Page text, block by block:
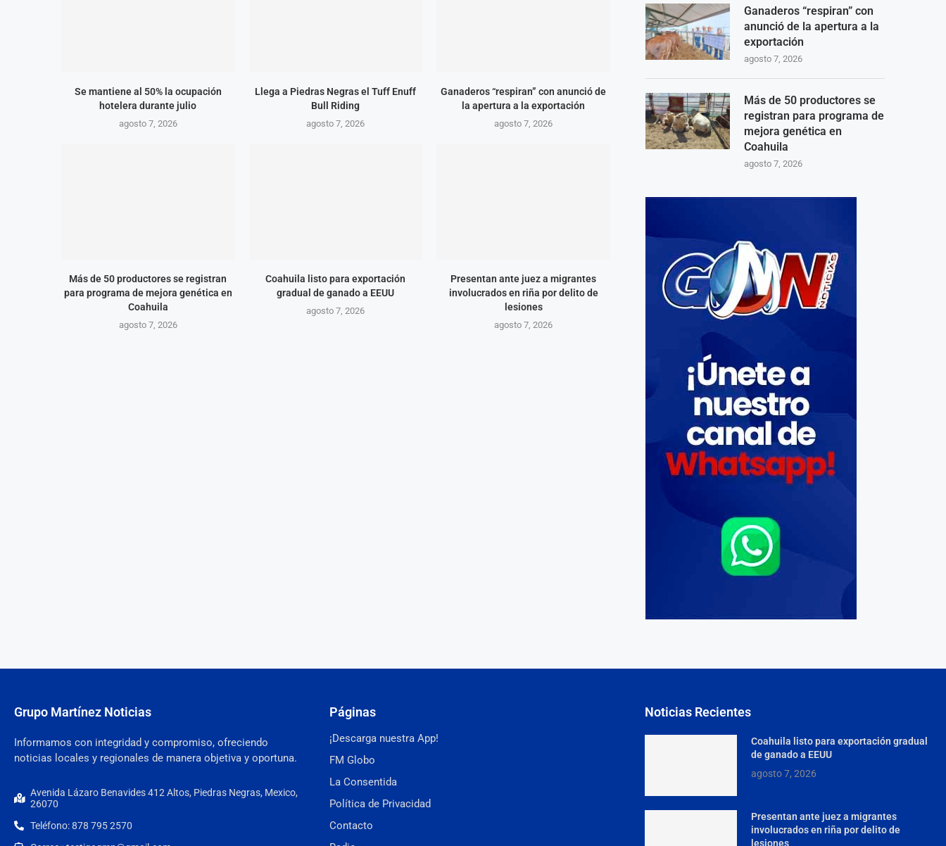
Se mantiene al 50% la ocupación
hotelera durante julio
agosto 7, 2026
Llega a Piedras Negras el Tuff Enuff
Bull Riding
agosto 7, 2026
Ganaderos “respiran” con anunció de
la apertura a la exportación
agosto 7, 2026
Más de 50 productores se registran
para programa de mejora genética en
Coahuila
agosto 7, 2026
Coahuila listo para exportación
gradual de ganado a EEUU
agosto 7, 2026
Presentan ante juez a migrantes
involucrados en riña por delito de
lesiones
agosto 7, 2026
Ganaderos “respiran” con
anunció de la apertura a la
exportación
agosto 7, 2026
Más de 50 productores se
registran para programa de
mejora genética en
Coahuila
agosto 7, 2026
Grupo Martínez Noticias
Informamos con integridad y compromiso, ofreciendo
noticias locales y regionales de manera objetiva y oportuna.
Avenida Lázaro Benavides 412 Altos, Piedras Negras, Mexico,
26070
Teléfono: 878 795 2570
Páginas
¡Descarga nuestra App!
FM Globo
La Consentida
Política de Privacidad
Contacto
Noticias Recientes
Coahuila listo para exportación gradual
de ganado a EEUU
agosto 7, 2026
Presentan ante juez a migrantes
involucrados en riña por delito de
lesiones